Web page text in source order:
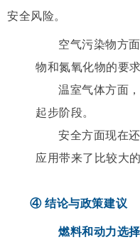
安全风险。
空气污染物方
物和氮氧化物的要
温室气体方面
起步阶段。
安全方面现在
应用带来了比较大的
④ 结论与政策建议
燃料和动力选